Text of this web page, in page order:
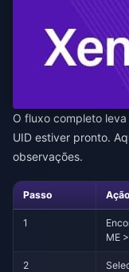
O fluxo completo
UID estiver pronto.
observações.
Passo Ação
1
ME
2